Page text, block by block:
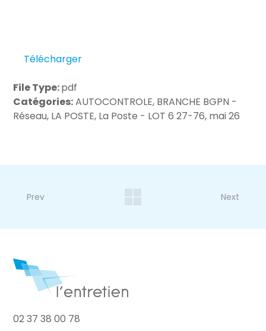
Télécharger
File Type:pdf
Catégories:AUTOCONTROLE, BRANCHE BGPN -
Réseau, LA POSTE, La Poste - LOT 6 27-76, mai 26
Prev Next
02 37 38 00 78